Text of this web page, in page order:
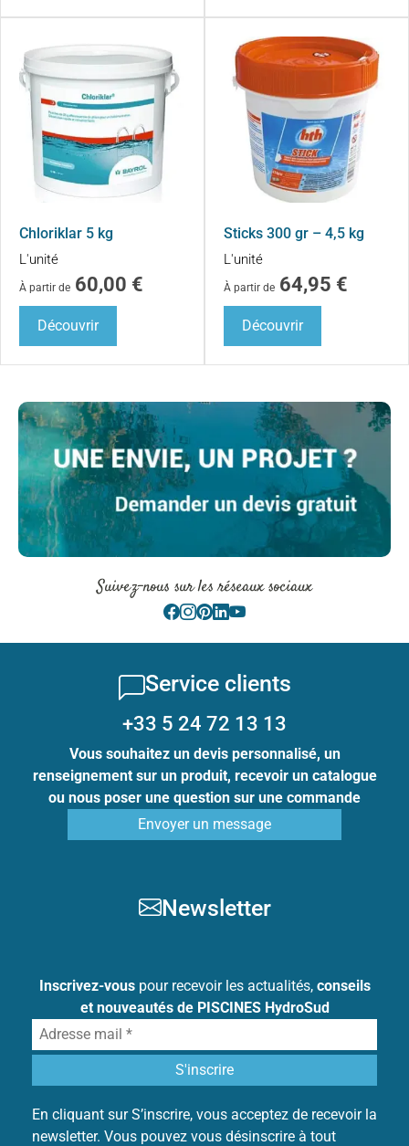
Chloriklar 5 kg
L'unité
À partir de 60,00 €
Découvrir
Sticks 300 gr – 4,5 kg
L'unité
À partir de 64,95 €
Découvrir
Suivez-nous sur les réseaux sociaux
Service clients
+33 5 24 72 13 13
Vous souhaitez un devis personnalisé, un
renseignement sur un produit, recevoir un catalogue
ou nous poser une question sur une commande
Envoyer un message
Newsletter
Inscrivez-vouspour recevoir les actualités, conseils
et nouveautés de PISCINES HydroSud
En cliquant sur S’inscrire, vous acceptez de recevoir la
newsletter. Vous pouvez vous désinscrire à tout